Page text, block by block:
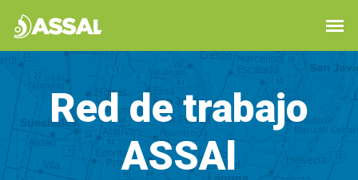
Red de trabajo
ASSAl